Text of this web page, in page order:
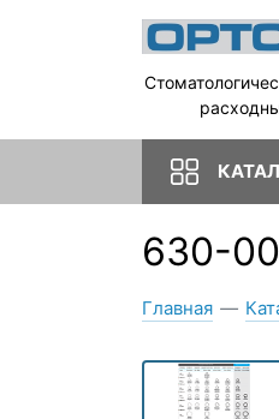
630-
Главная —